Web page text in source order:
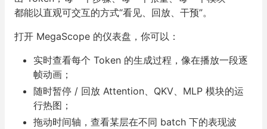
都能以直观可交互的方式“看见、回放、干预”。
打开 MegaScope 的仪表盘，你可以：
实时查看每个 Token 的生成过程，像在播放一段逐
帧动画；
随时暂停 / 回放 Attention、QKV、MLP 模块的运
行热图；
拖动时间轴，查看某层在不同 batch 下的表现波